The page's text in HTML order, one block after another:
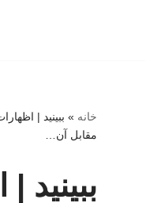
خانه » ببینید |
مقابل آن…